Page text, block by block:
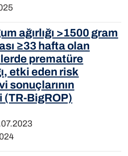
ağırlığı >1500 gram
≥33 hafta olan
prematüre
etki eden risk
sonuçlarının
BigROP)